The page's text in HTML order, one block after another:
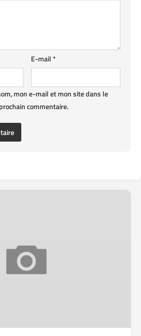
E-mail*
mon e-mail et mon site dans le
commentaire.